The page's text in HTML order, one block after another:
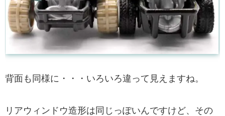
背面も同様に・・・いろいろ違って見えますね。
リアウィンドウ造形は同じっぽいんですけど、その